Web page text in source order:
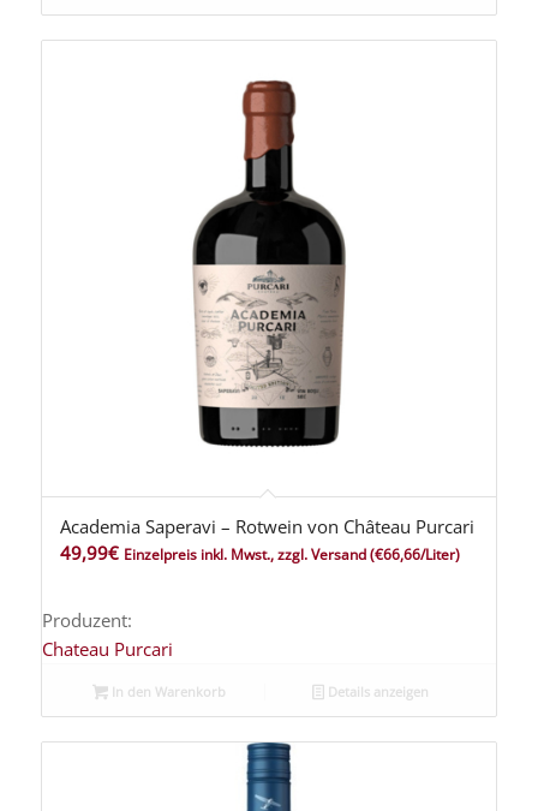
Academia Saperavi – Rotwein von Château Purcari
49,99€ Einzelpreis inkl. Mwst., zzgl. Versand(€66,66/Liter)
Produzent:
Chateau Purcari
In den Warenkorb Details anzeigen